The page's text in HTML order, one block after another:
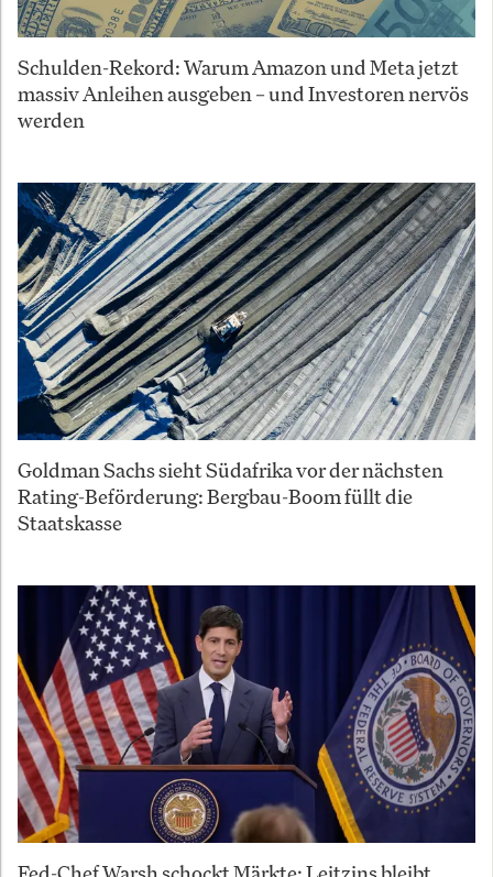
Schulden-Rekord: Warum Amazon und Meta jetzt
massiv Anleihen ausgeben – und Investoren nervös
werden
Goldman Sachs sieht Südafrika vor der nächsten
Rating-Beförderung: Bergbau-Boom füllt die
Staatskasse